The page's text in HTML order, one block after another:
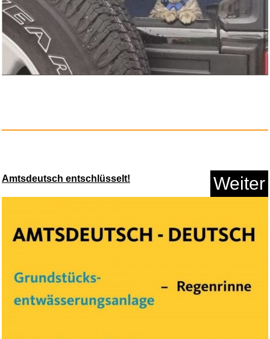
Anzeige
A&M® Aktivkohlefilter fü...
Anzeige
Amtsdeutsch entschlüsselt! Weiter